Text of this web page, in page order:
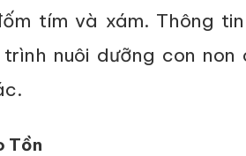
tím và xám. Thông
nuôi dưỡng con
Tồn